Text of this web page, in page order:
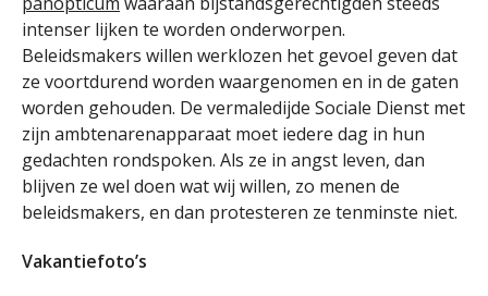
intenser lijken te worden onderworpen.
Beleidsmakers willen werklozen het gevoel geven dat
ze voortdurend worden waargenomen en in de gaten
worden gehouden. De vermaledijde Sociale Dienst met
zijn ambtenarenapparaat moet iedere dag in hun
gedachten rondspoken. Als ze in angst leven, dan
blijven ze wel doen wat wij willen, zo menen de
beleidsmakers, en dan protesteren ze tenminste niet.
Vakantiefoto’s